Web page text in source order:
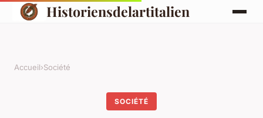
Historiensdelartitalien
Accueil›Société
SOCIÉTÉ